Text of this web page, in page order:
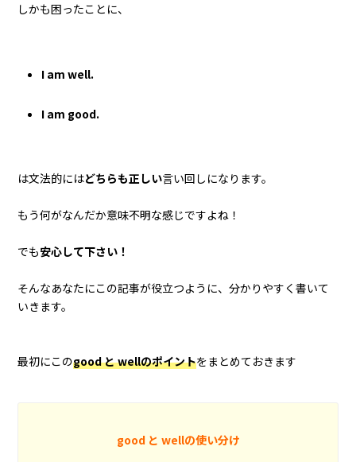
しかも困ったことに、
I am well.
I am good.
は文法的にはどちらも正しい言い回しになります。
もう何がなんだか意味不明な感じですよね！
でも安心して下さい！
そんなあなたにこの記事が役立つように、分かりやすく書いて
いきます。
最初にこのgood と wellのポイントをまとめておきます
good と wellの使い分け